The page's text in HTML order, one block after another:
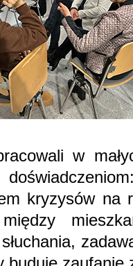
w
kryzysów na
między